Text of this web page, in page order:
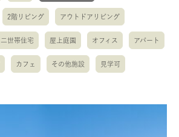
2階リビング アウトドアリビング
二世帯住宅 屋上庭園 オフィス アパート
カフェ その他施設 見学可